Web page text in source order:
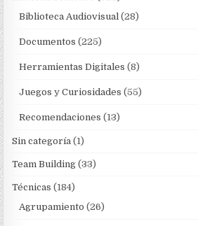
Biblioteca Audiovisual (28)
Documentos (225)
Herramientas Digitales (8)
Juegos y Curiosidades (55)
Recomendaciones (13)
Sin categoría (1)
Team Building (33)
Técnicas (184)
Agrupamiento (26)